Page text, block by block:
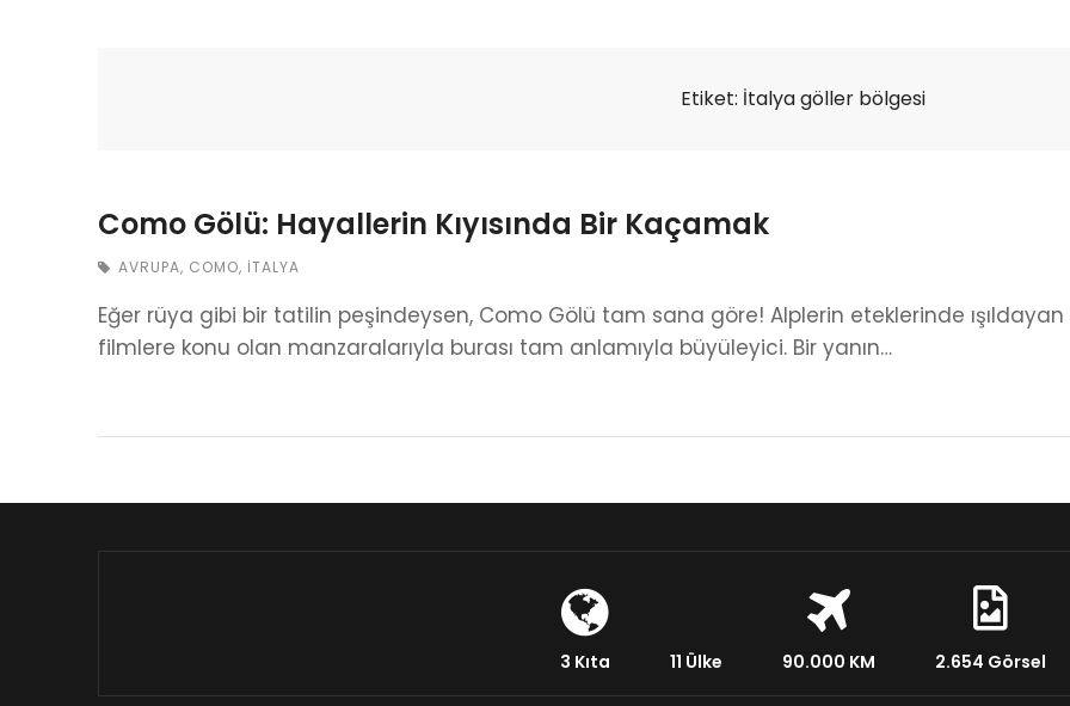
Etiket: İtalya göller bölgesi
Como Gölü: Hayallerin Kıyısında Bir Kaçamak
AVRUPA, COMO, İTALYA
Eğer rüya gibi bir tatilin peşindeysen, Como Gölü tam sana göre! Alplerin eteklerinde
filmlere konu olan manzaralarıyla burası tam anlamıyla büyüleyici. Bir yanın…
3 Kıta 11 Ülke 90.000 KM 2.654 Görsel